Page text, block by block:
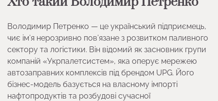
Володимир Петренко — це український підприємець,
чиє ім’я нерозривно пов’язане з розвитком паливного
сектору та логістики. Він відомий як засновник групи
компаній «Укрпалетсистем», яка оперує мережею
автозаправних комплексів під брендом UPG. Його
бізнес-модель базується на власному імпорті
нафтопродуктів та розбудові сучасної